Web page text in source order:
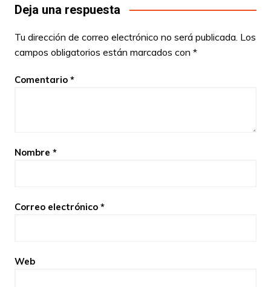
Deja una respuesta
Tu dirección de correo electrónico no será publicada. Los
campos obligatorios están marcados con *
Comentario *
Nombre *
Correo electrónico *
Web